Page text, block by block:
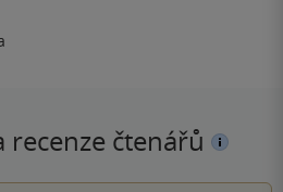
recenze čtenářů